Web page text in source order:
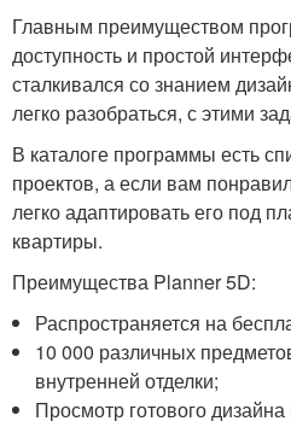
Главным преимуществом
доступность и простой
сталкивался со знанием
легко разобраться, с этими
В каталоге программы есть
проектов, а если вам
легко адаптировать его под
квартиры.
Преимущества Planner 5D:
Распространяется на
10 000 различных
внутренней отделки;
Просмотр готового